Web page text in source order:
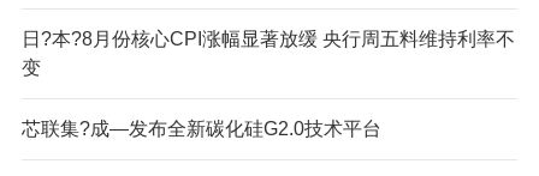
日?本?8月份核心CPI涨幅显著放缓 央行周五料维持利率不
变
芯联集?成—发布全新碳化硅G2.0技术平台